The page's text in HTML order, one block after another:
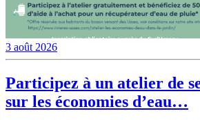
3 août 2026
Participez à un atelier de
sur les économies d’eau…